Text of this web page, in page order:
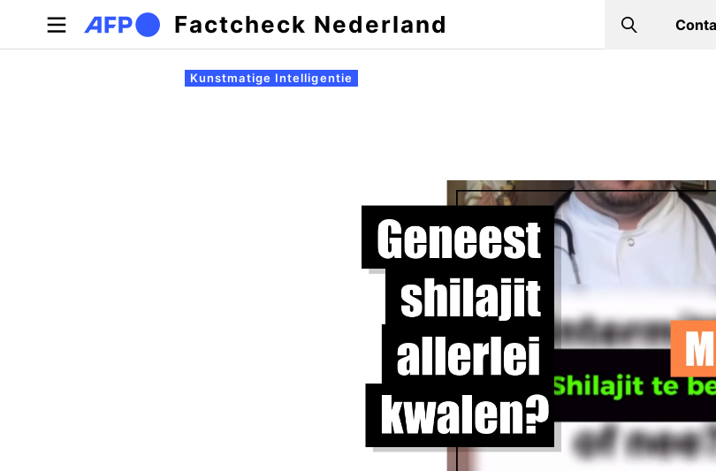
Overslaan en naar de inhoud gaan
Factcheck Nederland Search
Primaire tabs
Kunstmatige Intelligentie